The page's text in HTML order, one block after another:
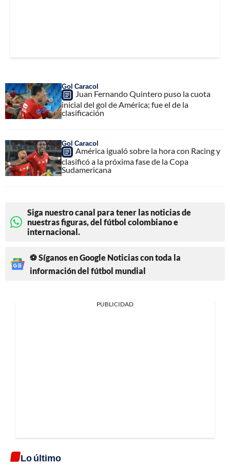
Gol Caracol
Juan Fernando Quintero puso la cuota
inicial del gol de América; fue el de la
clasificación
Gol Caracol
América igualó sobre la hora con Racing y
clasificó a la próxima fase de la Copa
Sudamericana
Siga nuestro canal para tener las noticias de
nuestras figuras, del fútbol colombiano e
internacional.
⚽ Síganos en Google Noticias con toda la
información del fútbol mundial
PUBLICIDAD
Lo último